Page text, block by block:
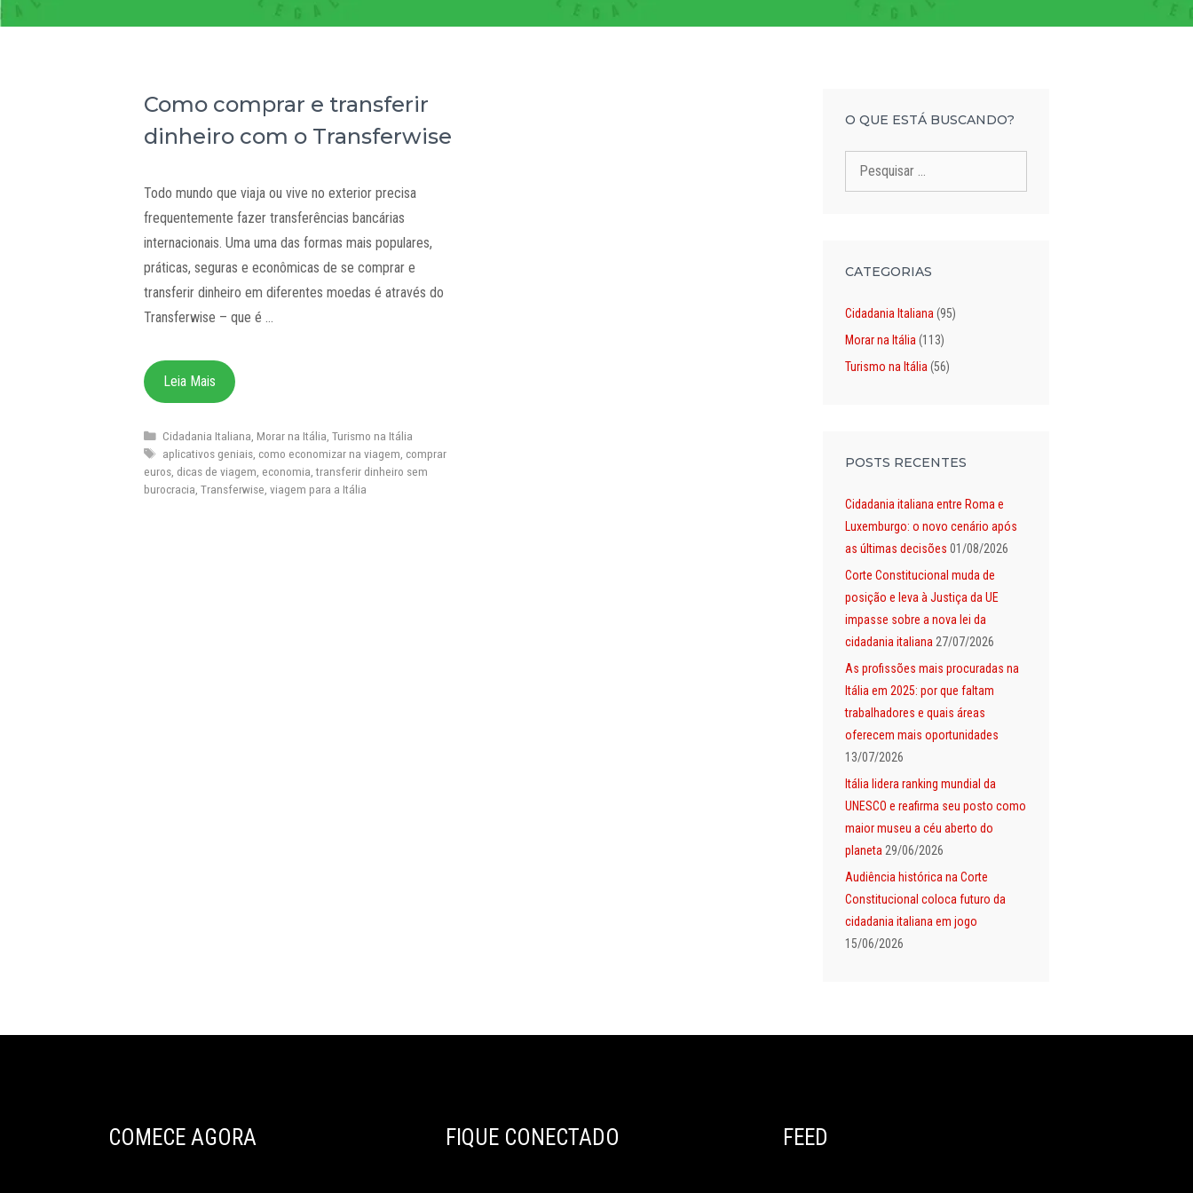
Como comprar e transferir
dinheiro com o Transferwise
Todo mundo que viaja ou vive no exterior precisa
frequentemente fazer transferências bancárias
internacionais. Uma uma das formas mais populares,
práticas, seguras e econômicas de se comprar e
transferir dinheiro em diferentes moedas é através do
Transferwise – que é …
Leia Mais
Categorias
Cidadania Italiana Morar na Itália ,Turismo na Itália
Tags
aplicativos geniais como economizar na viagem comprar
euros dicas de viagem economia ,transferir dinheiro sem
burocracia Transferwise viagem para a Itália
O QUE ESTÁ BUSCANDO?
CATEGORIAS
Cidadania Italiana (95)
Morar na Itália (113)
Turismo na Itália (56)
POSTS RECENTES
Cidadania italiana entre Roma e
Luxemburgo: o novo cenário após
as últimas decisões 01/08/2026
Corte Constitucional muda de
posição e leva à Justiça da UE
impasse sobre a nova lei da
cidadania italiana 27/07/2026
As profissões mais procuradas na
Itália em 2025: por que faltam
trabalhadores e quais áreas
oferecem mais oportunidades
13/07/2026
Itália lidera ranking mundial da
UNESCO e reafirma seu posto como
maior museu a céu aberto do
planeta 29/06/2026
Audiência histórica na Corte
Constitucional coloca futuro da
cidadania italiana em jogo
15/06/2026
COMECE AGORA FIQUE CONECTADO FEED